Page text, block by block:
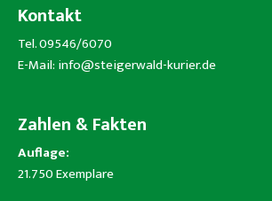
Kontakt
Tel. 09546/6070
E-Mail: info@steigerwald-kurier.de
Zahlen & Fakten
Auflage:
21.750 Exemplare